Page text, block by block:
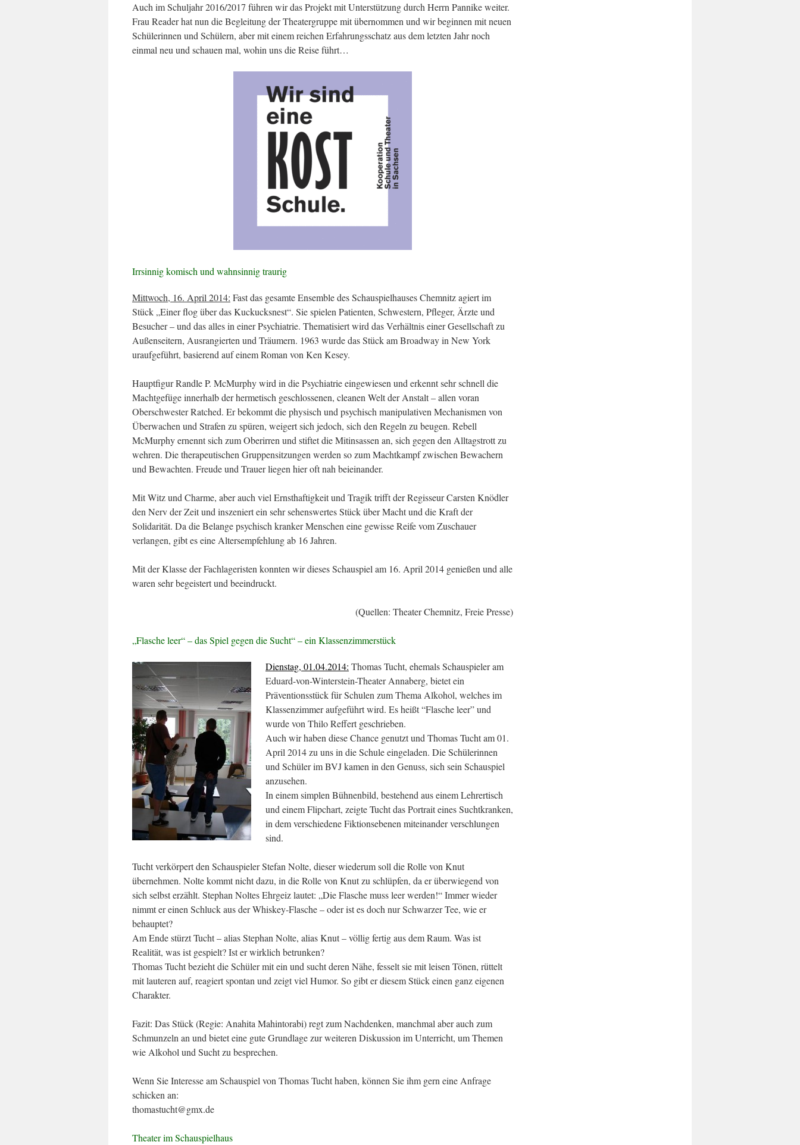
Auch im Schuljahr 2016/2017 führen wir das Projekt mit Unterstützung durch Herrn Pannike weiter.
Frau Reader hat nun die Begleitung der Theatergruppe mit übernommen und wir beginnen mit neuen
Schülerinnen und Schülern, aber mit einem reichen Erfahrungsschatz aus dem letzten Jahr noch
einmal neu und schauen mal, wohin uns die Reise führt…
Irrsinnig komisch und wahnsinnig traurig
Mittwoch, 16. April 2014: Fast das gesamte Ensemble des Schauspielhauses Chemnitz agiert im
Stück „Einer flog über das Kuckucksnest“. Sie spielen Patienten, Schwestern, Pfleger, Ärzte und
Besucher – und das alles in einer Psychiatrie. Thematisiert wird das Verhältnis einer Gesellschaft zu
Außenseitern, Ausrangierten und Träumern. 1963 wurde das Stück am Broadway in New York
uraufgeführt, basierend auf einem Roman von Ken Kesey.
Hauptfigur Randle P. McMurphy wird in die Psychiatrie eingewiesen und erkennt sehr schnell die
Machtgefüge innerhalb der hermetisch geschlossenen, cleanen Welt der Anstalt – allen voran
Oberschwester Ratched. Er bekommt die physisch und psychisch manipulativen Mechanismen von
Überwachen und Strafen zu spüren, weigert sich jedoch, sich den Regeln zu beugen. Rebell
McMurphy ernennt sich zum Oberirren und stiftet die Mitinsassen an, sich gegen den Alltagstrott zu
wehren. Die therapeutischen Gruppensitzungen werden so zum Machtkampf zwischen Bewachern
und Bewachten. Freude und Trauer liegen hier oft nah beieinander.
Mit Witz und Charme, aber auch viel Ernsthaftigkeit und Tragik trifft der Regisseur Carsten Knödler
den Nerv der Zeit und inszeniert ein sehr sehenswertes Stück über Macht und die Kraft der
Solidarität. Da die Belange psychisch kranker Menschen eine gewisse Reife vom Zuschauer
verlangen, gibt es eine Altersempfehlung ab 16 Jahren.
Mit der Klasse der Fachlageristen konnten wir dieses Schauspiel am 16. April 2014 genießen und alle
waren sehr begeistert und beeindruckt.
(Quellen: Theater Chemnitz, Freie Presse)
„Flasche leer“ – das Spiel gegen die Sucht“ – ein Klassenzimmerstück
Dienstag, 01.04.2014: Thomas Tucht, ehemals Schauspieler am
Eduard-von-Winterstein-Theater Annaberg, bietet ein
Präventionsstück für Schulen zum Thema Alkohol, welches im
Klassenzimmer aufgeführt wird. Es heißt “Flasche leer” und
wurde von Thilo Reffert geschrieben.
Auch wir haben diese Chance genutzt und Thomas Tucht am 01.
April 2014 zu uns in die Schule eingeladen. Die Schülerinnen
und Schüler im BVJ kamen in den Genuss, sich sein Schauspiel
anzusehen.
In einem simplen Bühnenbild, bestehend aus einem Lehrertisch
und einem Flipchart, zeigte Tucht das Portrait eines Suchtkranken,
in dem verschiedene Fiktionsebenen miteinander verschlungen
sind.
Tucht verkörpert den Schauspieler Stefan Nolte, dieser wiederum soll die Rolle von Knut
übernehmen. Nolte kommt nicht dazu, in die Rolle von Knut zu schlüpfen, da er überwiegend von
sich selbst erzählt. Stephan Noltes Ehrgeiz lautet: „Die Flasche muss leer werden!“ Immer wieder
nimmt er einen Schluck aus der Whiskey-Flasche – oder ist es doch nur Schwarzer Tee, wie er
behauptet?
Am Ende stürzt Tucht – alias Stephan Nolte, alias Knut – völlig fertig aus dem Raum. Was ist
Realität, was ist gespielt? Ist er wirklich betrunken?
Thomas Tucht bezieht die Schüler mit ein und sucht deren Nähe, fesselt sie mit leisen Tönen, rüttelt
mit lauteren auf, reagiert spontan und zeigt viel Humor. So gibt er diesem Stück einen ganz eigenen
Charakter.
Fazit: Das Stück (Regie: Anahita Mahintorabi) regt zum Nachdenken, manchmal aber auch zum
Schmunzeln an und bietet eine gute Grundlage zur weiteren Diskussion im Unterricht, um Themen
wie Alkohol und Sucht zu besprechen.
Wenn Sie Interesse am Schauspiel von Thomas Tucht haben, können Sie ihm gern eine Anfrage
schicken an:
thomastucht@gmx.de
Theater im Schauspielhaus